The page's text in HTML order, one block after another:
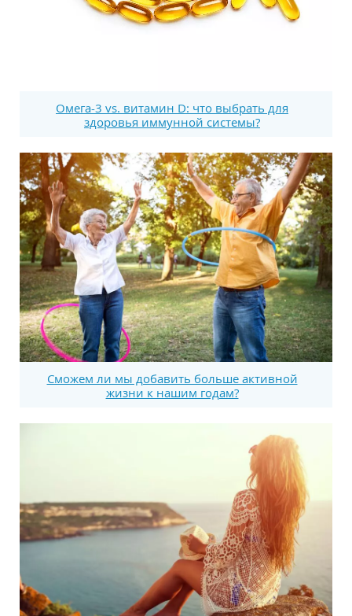
Омега-3 vs. витамин D: что выбрать для
здоровья иммунной системы?
Сможем ли мы добавить больше активной
жизни к нашим годам?